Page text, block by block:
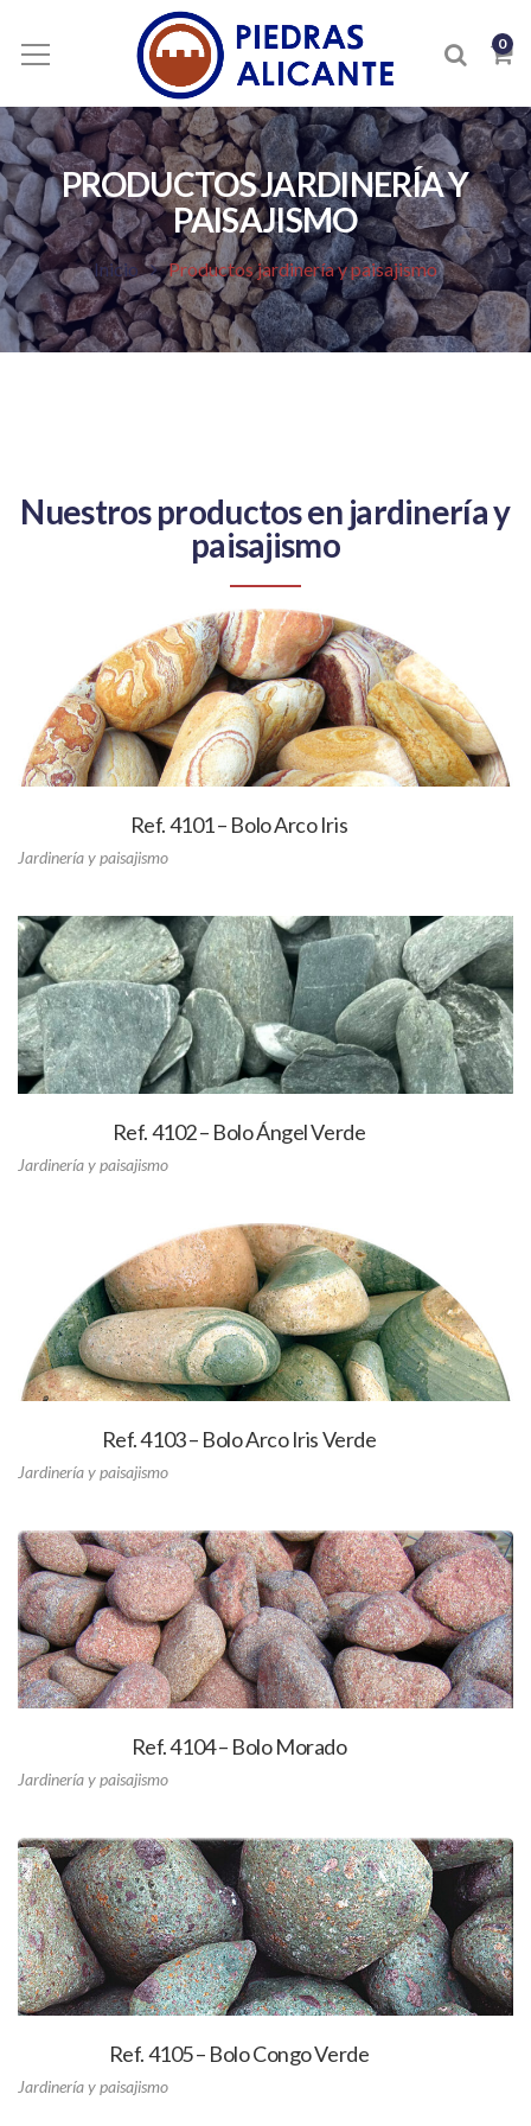
0
PRODUCTOS JARDINERÍA Y
PAISAJISMO
Inicio Productos jardinería y paisajismo
Nuestros productos en jardinería y
paisajismo
Ref. 4101 – Bolo Arco Iris
Jardinería y paisajismo
Ref. 4102 – Bolo Ángel Verde
Jardinería y paisajismo
Ref. 4103 – Bolo Arco Iris Verde
Jardinería y paisajismo
Ref. 4104 – Bolo Morado
Jardinería y paisajismo
Ref. 4105 – Bolo Congo Verde
Jardinería y paisajismo